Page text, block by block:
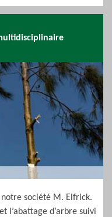
notre société M. Elfrick.
l’abattage d’arbre suivi